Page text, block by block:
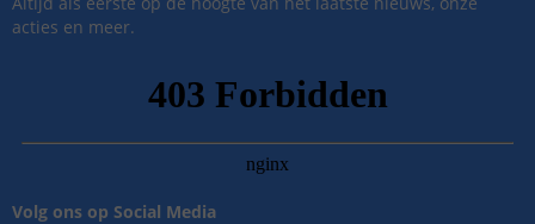
acties en meer.
Volg ons op Social Media